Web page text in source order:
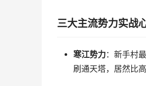
三大主流势力实战
寒江势力：新手村
刷通天塔，居然比